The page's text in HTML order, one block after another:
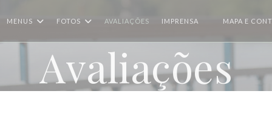
MENUS FOTOS AVALIAÇÕES IMPRENSA MAPA E
Avaliações